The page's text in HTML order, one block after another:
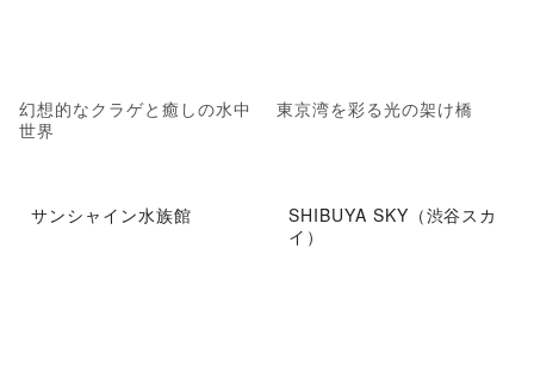
幻想的なクラゲと癒しの水中
世界
東京湾を彩る光の架け橋
サンシャイン水族館
SHIBUYA SKY（渋谷スカ
イ）